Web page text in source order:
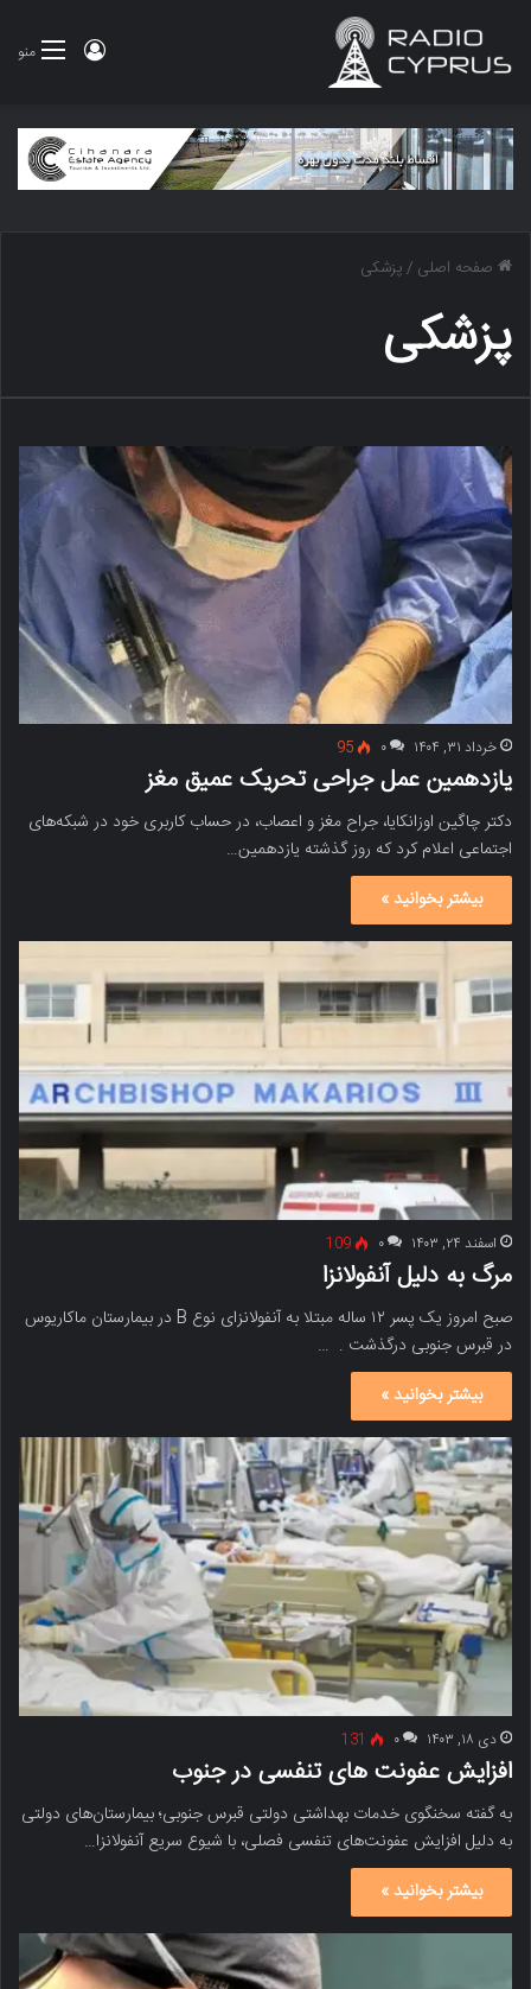
منو ورود
صفحه اصلی /پزشکی
پزشکی
خرداد ۳۱, ۱۴۰۴ ۰ 95
یازدهمین عمل جراحی تحریک عمیق مغز
دکتر چاگین اوزانکایا، جراح مغز و اعصاب، در حساب کاربری خود در شبکه‌های
اجتماعی اعلام کرد که روز گذشته یازدهمین…
بیشتر بخوانید »
اسفند ۲۴, ۱۴۰۳ ۰ 109
مرگ به دلیل آنفولانزا
صبح امروز یک پسر ۱۲ ساله مبتلا به آنفولانزای نوع B در بیمارستان ماکاریوس
در قبرس جنوبی درگذشت . …
بیشتر بخوانید »
دی ۱۸, ۱۴۰۳ ۰ 131
افزایش عفونت های تنفسی در جنوب
به گفته سخنگوی خدمات بهداشتی دولتی قبرس جنوبی؛ بیمارستان‌های دولتی
به دلیل افزایش عفونت‌های تنفسی فصلی، با شیوع سریع آنفولانزا…
بیشتر بخوانید »